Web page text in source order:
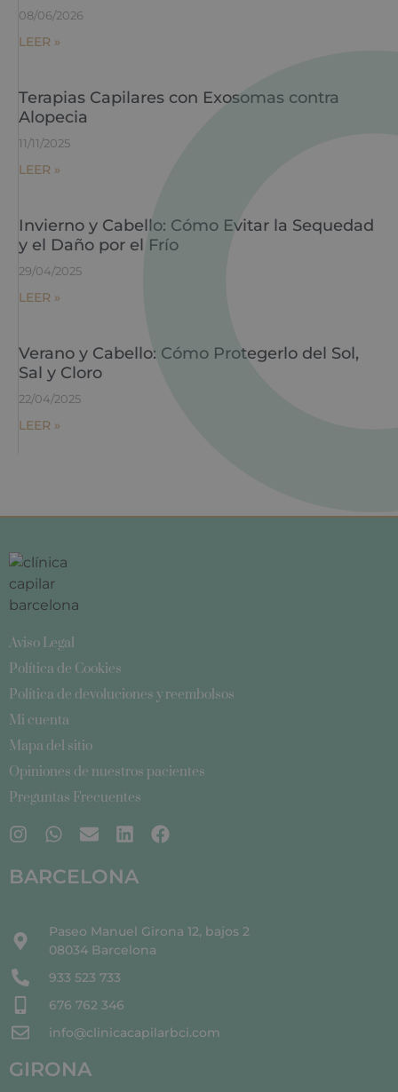
08/06/2026
LEER »
Terapias Capilares con Exosomas contra
Alopecia
11/11/2025
LEER »
Invierno y Cabello: Cómo Evitar la Sequedad
y el Daño por el Frío
29/04/2025
LEER »
Verano y Cabello: Cómo Protegerlo del Sol,
Sal y Cloro
22/04/2025
LEER »
Aviso Legal
Política de Cookies
Política de devoluciones y reembolsos
Mi cuenta
Mapa del sitio
Opiniones de nuestros pacientes
Preguntas Frecuentes
BARCELONA
Paseo Manuel Girona 12, bajos 2
08034 Barcelona
933 523 733
676 762 346
info@clinicacapilarbci.com
GIRONA